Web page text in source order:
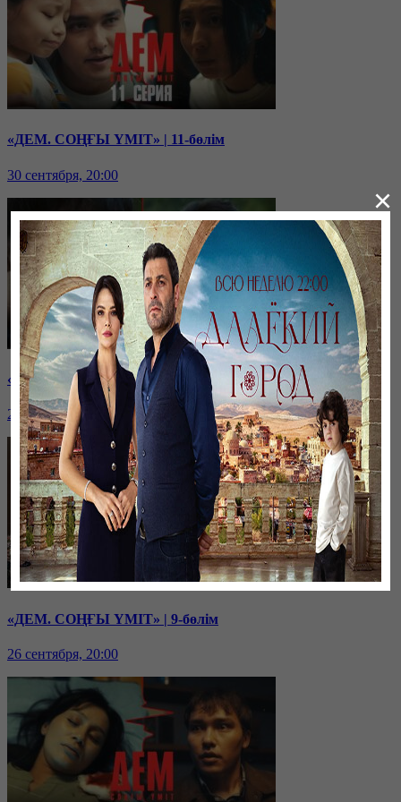
«ДЕМ. СОҢҒЫ ҮМІТ» | 11-бөлім
30 сентября, 20:00
«ДЕМ. СОҢҒЫ ҮМІТ» | 10-бөлім
27 сентября, 20:00
«ДЕМ. СОҢҒЫ ҮМІТ» | 9-бөлім
26 сентября, 20:00
×